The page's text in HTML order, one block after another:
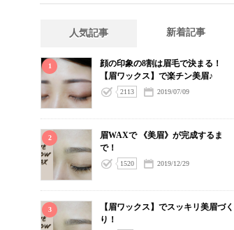
人気記事 新着記事
1
顔の印象の8割は眉毛で決まる！
【眉ワックス】で楽チン美眉♪
2113 2019/07/09
2
眉WAXで 《美眉》が完成するま
で！
1520 2019/12/29
3
【眉ワックス】でスッキリ美眉づく
り！